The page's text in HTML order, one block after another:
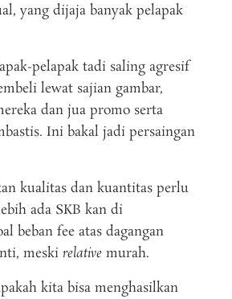
yang dijaja banyak pelapak
pelapak tadi saling agresif
lewat sajian gambar,
dan jua promo serta
Ini bakal jadi persaingan
kualitas dan kuantitas perlu
ada SKB kan di
beban fee atas dagangan
meski relativemurah.
kita bisa menghasilkan